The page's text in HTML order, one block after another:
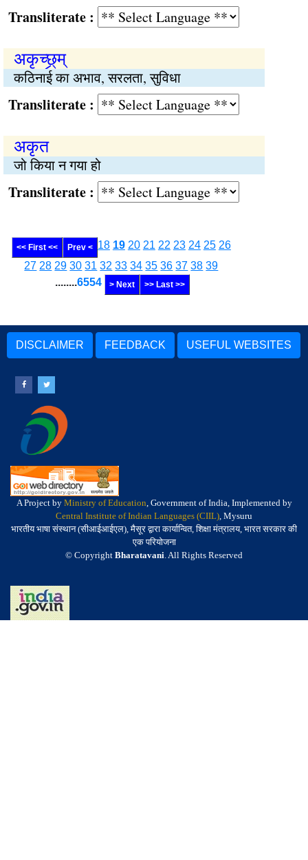
:
अकृच्छ्र्म्
कठिनाई का अभाव, सरलता, सुविधा
:
अकृत
जो किया न गया हो
:
<< First << Prev < 18 19 20 21 22 23 24 25 26
27 28 29 30 31 32 33 34 35 36 37 38 39
........6554 > Next >> Last >>
DISCLAIMER FEEDBACK USEFUL WEBSITES
A Project by Ministry of Education, Government of India, Implemented by
Central Institute of Indian Languages (CIIL), Mysuru
भारतीय भाषा संस्थान (सीआईआईएल), मैसूर द्वारा कार्यान्वित, शिक्षा मंत्रालय, भारत सरकार की
एक परियोजना
© Copyright Bharatavani. All Rights Reserved